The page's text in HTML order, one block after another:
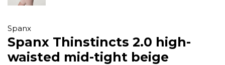
Spanx
Spanx Thinstincts 2.0 high-
waisted mid-tight beige